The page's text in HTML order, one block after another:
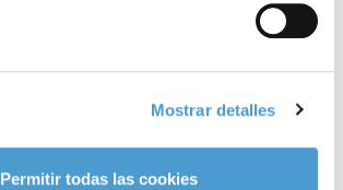
Mostrar detalles
Permitir todas las cookies